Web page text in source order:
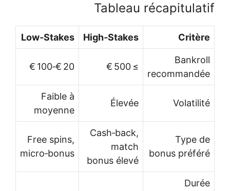
Tableau récapitulatif
Critère
High‑Stakes
Low‑Stakes
Bankroll
recommandée
≥ 500 €
20 €‑100 €
Volatilité
Élevée
Faible à
moyenne
Type de
bonus préféré
Cash‑back,
match
bonus élevé
Free spins,
micro‑bonus
Durée